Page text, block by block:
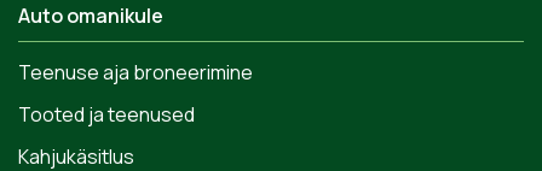
Auto omanikule
Teenuse aja broneerimine
Tooted ja teenused
Kahjukäsitlus